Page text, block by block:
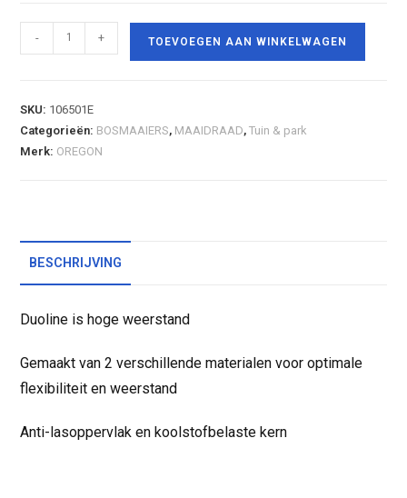
- + TOEVOEGEN AAN WINKELWAGEN
SKU: 106501E
Categorieën: BOSMAAIERS, MAAIDRAAD,Tuin & park
Merk: OREGON
BESCHRIJVING
Duoline is hoge weerstand
Gemaakt van 2 verschillende materialen voor optimale
flexibiliteit en weerstand
Anti-lasoppervlak en koolstofbelaste kern